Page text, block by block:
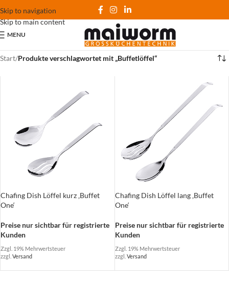
Skip to navigation
Skip to main content
MENU
Start/Produkte verschlagwortet mit „Buffetlöffel“
Chafing Dish Löffel kurz ‚Buffet
One‘
Preise nur sichtbar für registrierte
Kunden
Zzgl. 19% Mehrwertsteuer
zzgl. Versand
Chafing Dish Löffel lang ‚Buffet
One‘
Preise nur sichtbar für registrierte
Kunden
Zzgl. 19% Mehrwertsteuer
zzgl. Versand